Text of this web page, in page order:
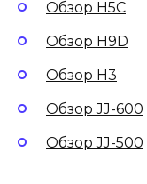
Обзор H5C
Обзор H9D
Обзор H3
Обзор JJ-600
Обзор JJ-500